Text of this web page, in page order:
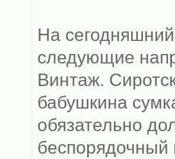
На
следующие
Винтаж.
бабушкина
обязательно
беспорядочный